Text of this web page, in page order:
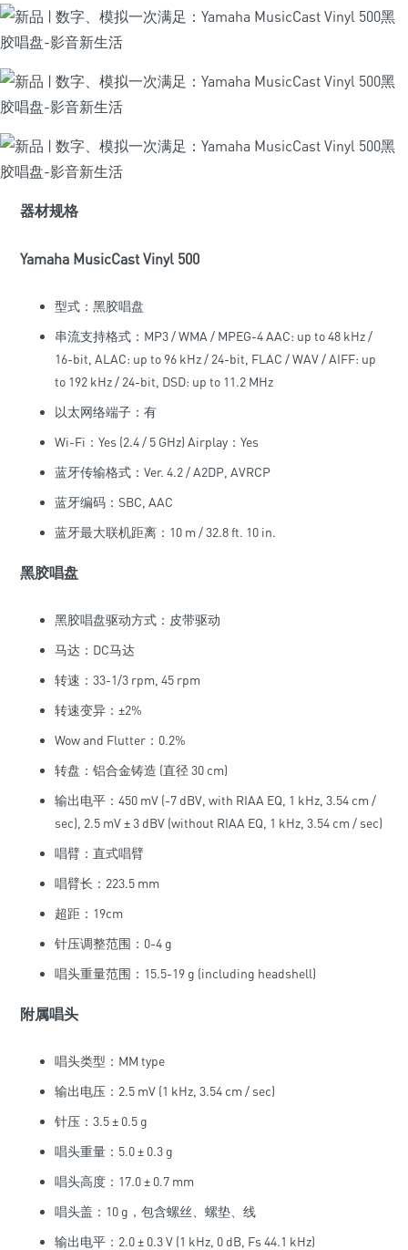
器材规格
Yamaha MusicCast Vinyl 500
型式：黑胶唱盘
串流支持格式：MP3 / WMA / MPEG-4 AAC: up to 48 kHz /
16-bit, ALAC: up to 96 kHz / 24-bit, FLAC / WAV / AIFF: up
to 192 kHz / 24-bit, DSD: up to 11.2 MHz
以太网络端子：有
Wi-Fi：Yes (2.4 / 5 GHz) Airplay：Yes
蓝牙传输格式：Ver. 4.2 / A2DP, AVRCP
蓝牙编码：SBC, AAC
蓝牙最大联机距离：10 m / 32.8 ft. 10 in.
黑胶唱盘
黑胶唱盘驱动方式：皮带驱动
马达：DC马达
转速：33-1/3 rpm, 45 rpm
转速变异：±2%
Wow and Flutter：0.2%
转盘：铝合金铸造 (直径 30 cm)
输出电平：450 mV (-7 dBV, with RIAA EQ, 1 kHz, 3.54 cm /
sec), 2.5 mV ± 3 dBV (without RIAA EQ, 1 kHz, 3.54 cm / sec)
唱臂：直式唱臂
唱臂长：223.5 mm
超距：19cm
针压调整范围：0-4 g
唱头重量范围：15.5-19 g (including headshell)
附属唱头
唱头类型：MM type
输出电压：2.5 mV (1 kHz, 3.54 cm / sec)
针压：3.5 ± 0.5 g
唱头重量：5.0 ± 0.3 g
唱头高度：17.0 ± 0.7 mm
唱头盖：10 g，包含螺丝、螺垫、线
输出电平：2.0 ± 0.3 V (1 kHz, 0 dB, Fs 44.1 kHz)